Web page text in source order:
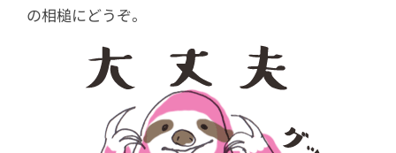
の相槌にどうぞ。